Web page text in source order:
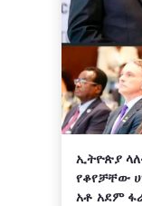
ኢትዮጵያ
የቆየቻቸው
አቶ አደም